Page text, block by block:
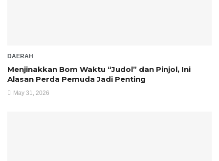
DAERAH
Menjinakkan Bom Waktu “Judol” dan Pinjol, Ini
Alasan Perda Pemuda Jadi Penting
May 31, 2026